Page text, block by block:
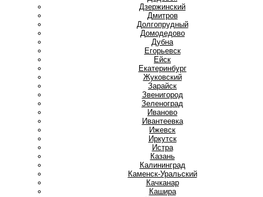
Дзержинский
Дмитров
Долгопрудный
Домодедово
Дубна
Егорьевск
Ейск
Екатеринбург
Жуковский
Зарайск
Звенигород
Зеленоград
Иваново
Ивантеевка
Ижевск
Иркутск
Истра
Казань
Калининград
Каменск-Уральский
Качканар
Кашира